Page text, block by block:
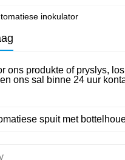
inokulator
ons produkte of pryslys,
ons sal binne 24 uur